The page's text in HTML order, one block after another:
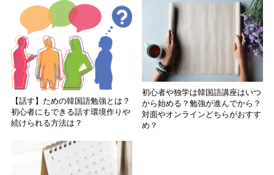
【話す】ための韓国語勉強とは？
初心者にもできる話す環境作りや
続けられる方法は？
初心者や独学は韓国語講座はいつ
から始める？勉強が進んでから？
対面やオンラインどちらがおすす
め？